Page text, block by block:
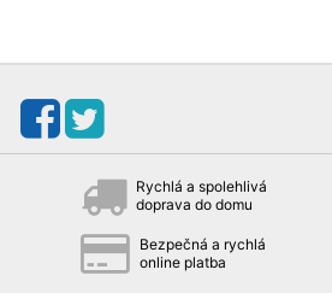
Rychlá a spolehlivá
doprava do domu
Bezpečná a rychlá
online platba